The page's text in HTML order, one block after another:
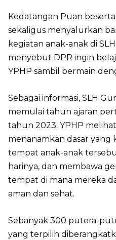
Kedatangan Puan
sekaligus menyalurkan
kegiatan anak-anak di
menyebut DPR ingin
YPHP sambil bermain
Sebagai informasi, SLH
memulai tahun ajaran
tahun 2023. YPHP
menanamkan dasar yang
tempat anak-anak
harinya, dan membawa
tempat di mana mereka
aman dan sehat.
Sebanyak 300 putera-
yang terpilih